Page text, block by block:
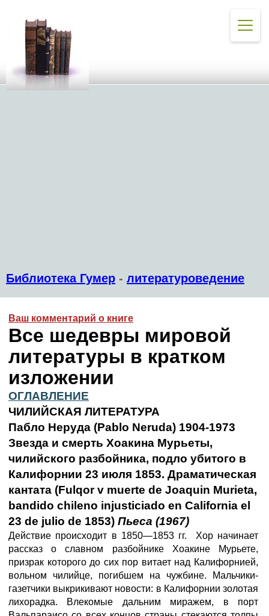
Библиотека Гумер - литературоведение
Ваш комментарий о книге
Все шедевры мировой
литературы в кратком
изложении
ОГЛАВЛЕНИЕ
ЧИЛИЙСКАЯ ЛИТЕРАТУРА
Пабло Неруда (Раblо Neruda) 1904-1973
Звезда и смерть Хоакина Мурьеты,
чилийского разбойника, подло убитого в
Калифорнии 23 июля 1853. Драматическая
кантата (Fulqor v muerte de Joaquin Murieta,
bandido chileno injusticiado en California el
23 de julio de 1853) Пьеса (1967)
Действие происходит в 1850—1853 гг. Хор начинает
рассказ о славном разбойнике Хоакине Мурьете,
призрак которого до сих пор витает над Калифорнией,
вольном чилийце, погибшем на чужбине. Мальчики-
газетчики выкрикивают новости: в Калифорнии золотая
лихорадка. Влекомые дальним миражем, в порт